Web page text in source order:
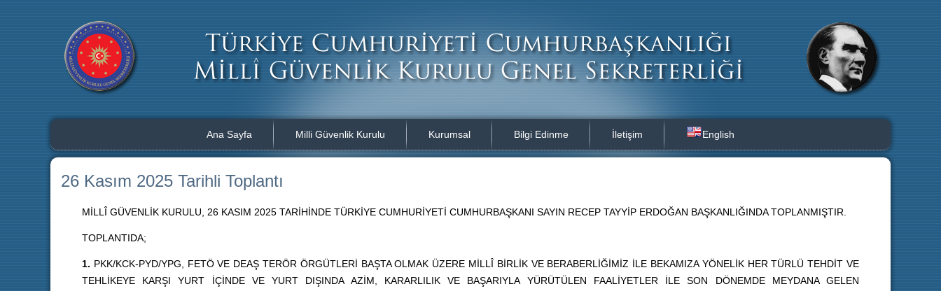
Ana Sayfa Milli Güvenlik Kurulu Kurumsal Bilgi Edinme İletişim English
26 Kasım 2025 Tarihli Toplantı
MİLLÎ GÜVENLİK KURULU, 26 KASIM 2025 TARİHİNDE TÜRKİYE CUMHURİYETİ CUMHURBAŞKANI SAYIN RECEP TAYYİP ERDOĞAN BAŞKANLIĞINDA TOPLANMIŞTIR.
TOPLANTIDA;
1. PKK/KCK-PYD/YPG, FETÖ VE DEAŞ TERÖR ÖRGÜTLERİ BAŞTA OLMAK ÜZERE MİLLÎ BİRLİK VE BERABERLİĞİMİZ İLE BEKAMIZA YÖNELİK HER TÜRLÜ TEHDİT VE
TEHLİKEYE KARŞI YURT İÇİNDE VE YURT DIŞINDA AZİM, KARARLILIK VE BAŞARIYLA YÜRÜTÜLEN FAALİYETLER İLE SON DÖNEMDE MEYDANA GELEN